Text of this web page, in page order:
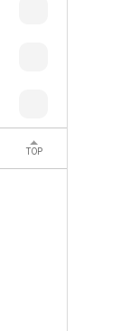
TOP